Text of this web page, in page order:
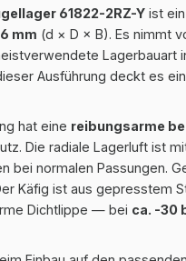
61822-2RZ-Y ist
mm (d × D × B). Es nimmt
Lagerbauart
Ausführung deckt es
hat eine reibungsarme
Die radiale Lagerluft ist
bei normalen Passungen.
Käfig ist aus
Dichtlippe — bei ca. -30